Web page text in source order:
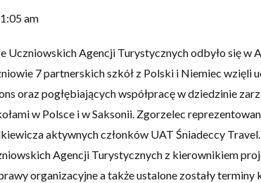
am
Uczniowskich Agencji Turystycznych odbyło się w
7 partnerskich szkół z Polski i Niemiec wzięli
oraz pogłębiających współpracę w dziedzinie
w Polsce i w Saksonii. Zgorzelec
aktywnych członków UAT Śniadeccy
Agencji Turystycznych z kierownikiem
organizacyjne a także ustalone zostały